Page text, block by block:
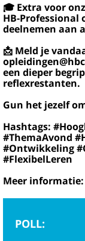
🎓 Extra voor
HB-Professional
deelnemen aan
📩 Meld je
een dieper
reflexrestanten.
Gun het jezelf
Hashtags:
#ThemaAvond
#Ontwikkeling
#FlexibelLeren
Meer
POLL: